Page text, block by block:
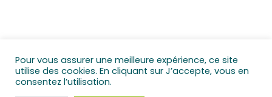
Pour vous assurer une meilleure expérience, ce site
utilise des cookies. En cliquant sur J’accepte, vous en
consentez l’utilisation.